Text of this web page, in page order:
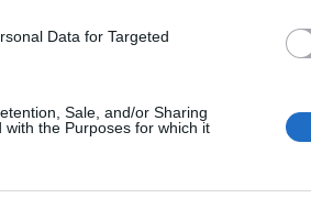
Data for Targeted
Sale, and/or Sharing
the Purposes for which it
Mindig otthon
mert a magyarok
táncolni Lévai
többen voltak, 60 pár
indulójára, aztán
táncoltak.